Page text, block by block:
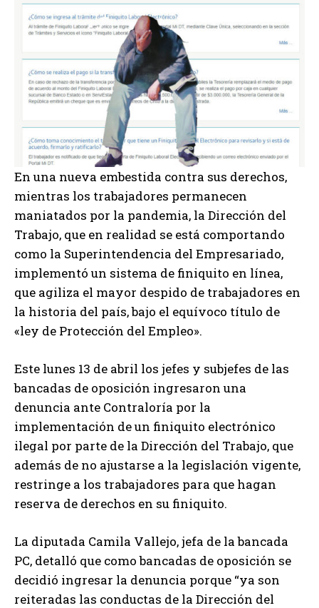
En una nueva embestida contra sus derechos,
mientras los trabajadores permanecen
maniatados por la pandemia, la Dirección del
Trabajo, que en realidad se está comportando
como la Superintendencia del Empresariado,
implementó un sistema de finiquito en línea,
que agiliza el mayor despido de trabajadores en
la historia del país, bajo el equívoco título de
«ley de Protección del Empleo».
Este lunes 13 de abril los jefes y subjefes de las
bancadas de oposición ingresaron una
denuncia ante Contraloría por la
implementación de un finiquito electrónico
ilegal por parte de la Dirección del Trabajo, que
además de no ajustarse a la legislación vigente,
restringe a los trabajadores para que hagan
reserva de derechos en su finiquito.
La diputada Camila Vallejo, jefa de la bancada
PC, detalló que como bancadas de oposición se
decidió ingresar la denuncia porque “ya son
reiteradas las conductas de la Dirección del